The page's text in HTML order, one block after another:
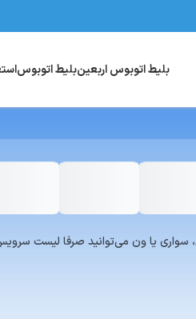
بلیط اتوبوس اربعینبلیط اتوبوس
اتوبوس، سواری یا ون می‌توانید صرفا